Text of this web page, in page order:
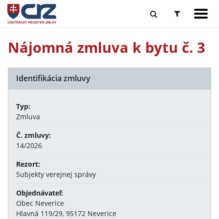
Nájomná zmluva k bytu č. 3
Identifikácia zmluvy
Typ:
Zmluva
Č. zmluvy:
14/2026
Rezort:
Subjekty verejnej správy
Objednávateľ:
Obec Neverice
Hlavná 119/29, 95172 Neverice